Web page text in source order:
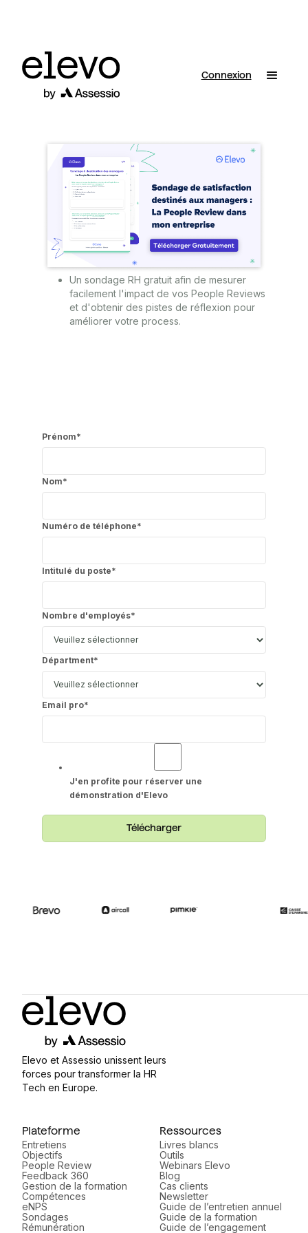
Connexion
Un sondage RH gratuit afin de mesurer
facilement l'impact de vos People Reviews
et d'obtenir des pistes de réflexion pour
améliorer votre process.
Prénom*
Nom*
Numéro de téléphone*
Intitulé du poste*
Nombre d'employés*
Départment*
Email pro*
J'en profite pour réserver une
démonstration d'Elevo
Elevo et Assessio unissent leurs
forces pour transformer la HR
Tech en Europe.
Plateforme
Entretiens
Objectifs
People Review
Feedback 360
Gestion de la formation
Compétences
eNPS
Sondages
Rémunération
Ressources
Livres blancs
Outils
Webinars Elevo
Blog
Cas clients
Newsletter
Guide de l’entretien annuel
Guide de la formation
Guide de l’engagement